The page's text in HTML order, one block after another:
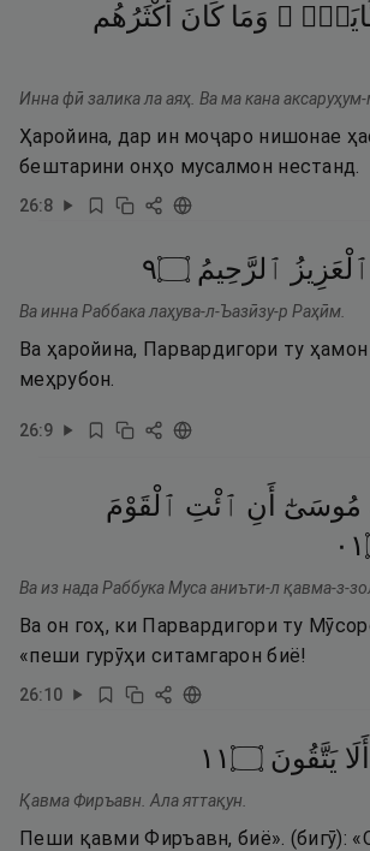
وَمَا كَانَ أَكْثَرُهُم
Инна фӣ залика ла аяҳ. Ва ма кана
Ҳаройина, дар ин моҷаро нишонае
бештарини онҳо мусалмон нестанд.
26:8
ٱلْعَزِيزُ ٱلرَّحِيمُ ۝٩
Ва инна Раббака лаҳува-л-Ъазӣзу-р Раҳӣм.
Ва ҳаройина, Парвардигори ту ҳамон
меҳрубон.
26:9
مُوسَىٰٓ أَنِ ٱئْتِ ٱلْقَوْمَ
١٠
Ва из нада Раббука Муса аниъти-л қавма-з-
Ва он гоҳ, ки Парвардигори ту
«пеши гурӯҳи ситамгарон биё!
26:10
أَلَا يَتَّقُونَ ۝١١
Қавма Фиръавн. Ала яттақун.
Пеши қавми Фиръавн, биё». (бигӯ):